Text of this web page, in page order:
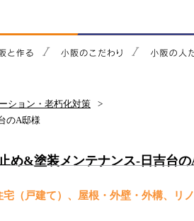
ション・老朽化対策
のA邸様
め&塗装メンテナンス-日吉台
（戸建て）、屋根・外壁・外構、リ